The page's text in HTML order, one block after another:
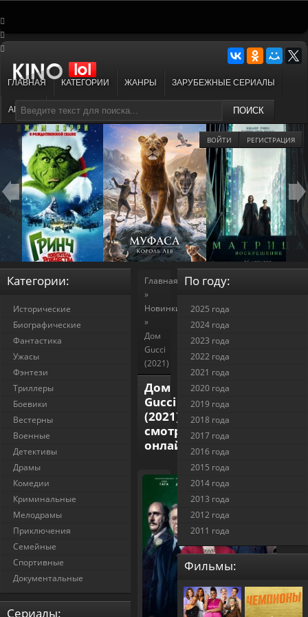
ПОИСК
ВОЙТИ РЕГИСТРАЦИЯ
ГЛАВНАЯ КАТЕГОРИИ ЖАНРЫ ЗАРУБЕЖНЫЕ СЕРИАЛЫ
АНИМЕ МУЛЬТФИЛЬМЫ
Главная
»
Новинки
»
Дом
Gucci
(2021)
Дом
Gucci
(2021)
смотреть
онлайн
Категории:
Исторические
Биографические
Фантастика
Ужасы
Фэнтези
Триллеры
Боевики
Вестерны
Военные
Детективы
Драмы
Комедии
Криминальные
Мелодрамы
Приключения
Семейные
Спортивные
Документальные
Cериалы:
По году:
2025 года
2024 года
2023 года
2022 года
2021 года
2020 года
2019 года
2018 года
2017 года
2016 года
2015 года
2014 года
2013 года
2012 года
2011 года
Фильмы: